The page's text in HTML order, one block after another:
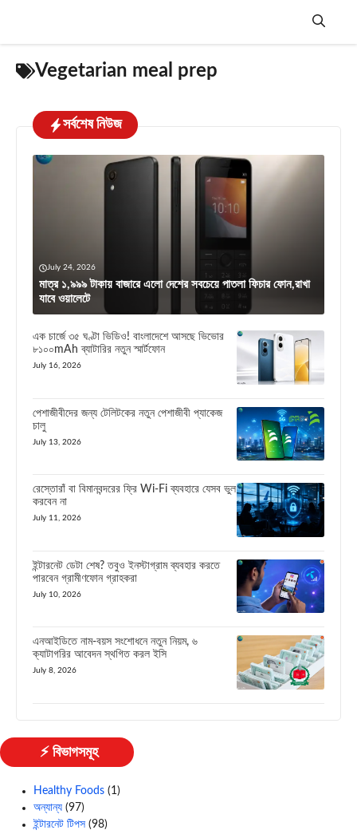
Menu
Vegetarian meal prep
সর্বশেষ নিউজ
July 24, 2026
মাত্র ১,৯৯৯ টাকায় বাজারে এলো দেশের সবচেয়ে পাতলা ফিচার ফোন,রাখা
যাবে ওয়ালেটে
এক চার্জে ৩৫ ঘণ্টা ভিডিও! বাংলাদেশে আসছে ভিভোর
৮১০০mAh ব্যাটারির নতুন স্মার্টফোন
July 16, 2026
পেশাজীবীদের জন্য টেলিটকের নতুন পেশাজীবী প্যাকেজ
চালু
July 13, 2026
রেস্তোরাঁ বা বিমানবন্দরের ফ্রি Wi-Fi ব্যবহারে যেসব ভুল
করবেন না
July 11, 2026
ইন্টারনেট ডেটা শেষ? তবুও ইনস্টাগ্রাম ব্যবহার করতে
পারবেন গ্রামীণফোন গ্রাহকরা
July 10, 2026
এনআইডিতে নাম-বয়স সংশোধনে নতুন নিয়ম, ৬
ক্যাটাগরির আবেদন স্থগিত করল ইসি
July 8, 2026
⚡ বিভাগসমূহ
Healthy Foods (1)
অন্যান্য (97)
ইন্টারনেট টিপস (98)